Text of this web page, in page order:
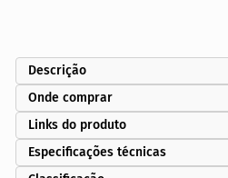
Descrição
Onde comprar
Links do produto
Especificações técnicas